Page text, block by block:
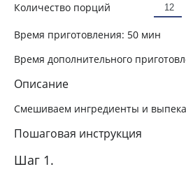
Количество порций
Время приготовления: 50 мин
Время дополнительного
Описание
Смешиваем ингредиенты и
Пошаговая инструкция
Шаг 1.